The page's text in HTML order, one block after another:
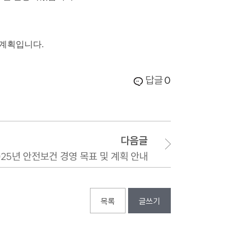
획입니다.
답글0
다음글
년 안전보건 경영 목표 및 계획 안내
목록 글쓰기